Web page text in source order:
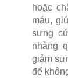
hoặc
máu,
sưng
nhàng
giảm
để